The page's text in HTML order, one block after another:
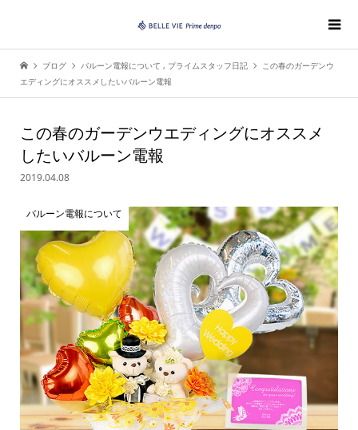
ブログ バルーン電報について , プライムスタッフ日記
この春のガーデンウ
エディングにオススメしたいバルーン電報
この春のガーデンウエディングにオススメ
したいバルーン電報
2019.04.08
バルーン電報について